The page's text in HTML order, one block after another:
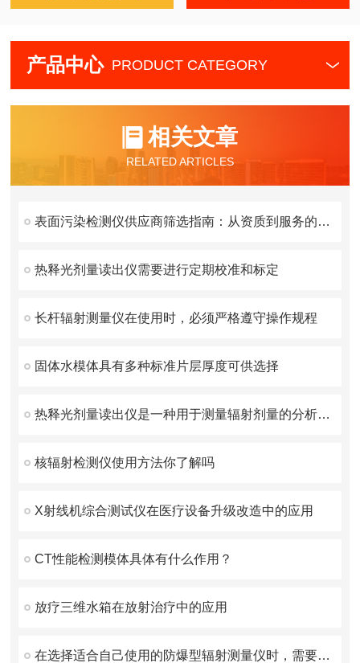
产品中心 PRODUCT CATEGORY
相关文章
RELATED ARTICLES
表面污染检测仪供应商筛选指南：从资质到服务的考量要点
热释光剂量读出仪需要进行定期校准和标定
长杆辐射测量仪在使用时，必须严格遵守操作规程
固体水模体具有多种标准片层厚度可供选择
热释光剂量读出仪是一种用于测量辐射剂量的分析设备
核辐射检测仪使用方法你了解吗
X射线机综合测试仪在医疗设备升级改造中的应用
CT性能检测模体具体有什么作用？
放疗三维水箱在放射治疗中的应用
在选择适合自己使用的防爆型辐射测量仪时，需要考虑这些方面